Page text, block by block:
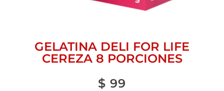
GELATINA DELI FOR LIFE
CEREZA 8 PORCIONES
$ 99